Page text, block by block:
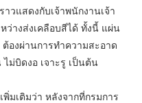
วแสดงกับเจ้าพนักงานเจ้า
ว่างส่งเคลือบสีได้ ทั้งนี้ แผ่น
องผ่านการทำความสะอาด
ม่บิดงอ เจาะรู เป็นต้น
มเติมว่า หลังจากที่กรมการ